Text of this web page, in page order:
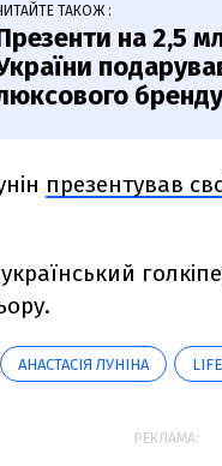
ТАКОЖ :
на 2,5
бренду
презентував
український
АНАСТАСІЯ ЛУНІНА
РЕКЛАМА: